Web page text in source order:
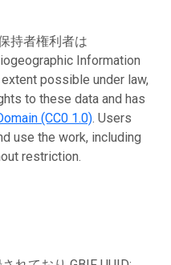
持者権利者は
Information
possible under law,
to these data and has
(CC0 1.0). Users
use the work, including
restriction.